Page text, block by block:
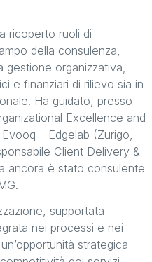
ricoperto ruoli di
della consulenza,
gestione organizzativa,
e finanziari di rilievo sia in
Ha guidato, presso
Excellence and
– Edgelab (Zurigo,
Client Delivery &
ancora è stato consulente
supportata
nei processi e nei
strategica